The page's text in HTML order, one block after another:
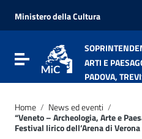
Vai al menu di navigazione
Vai al footer
Ministero della Cultura
Attiva / disattiva la
ARTI E
PADOVA,
Home / News ed eventi /
“Veneto – Archeologia, Arte e
Festival lirico dell’Arena di Verona